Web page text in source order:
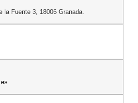
la Fuente 3, 18006 Granada.